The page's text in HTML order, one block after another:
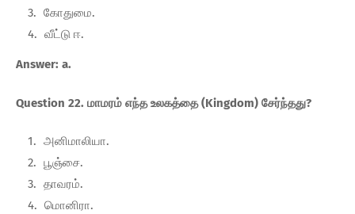
கோதுமை.
வீட்டு ஈ.
Answer: a.
Question 22. மாமரம் எந்த உலகத்தை (Kingdom) சேர்ந்தது?
அனிமாலியா.
பூஞ்சை.
தாவரம்.
மொனிரா.